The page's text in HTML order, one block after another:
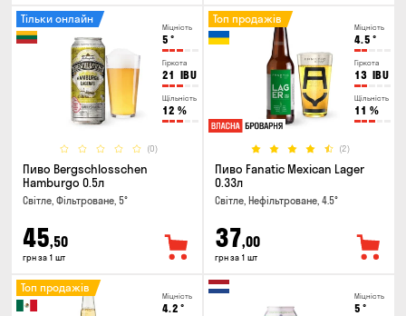
Міцність
5 °
Гіркота
21 IBU
Щільність
12 %
(0)
Тільки онлайн
Пиво Bergschlosschen
Hamburgo 0.5л
Світле, Фільтроване, 5°
45,50
грн за 1 шт
Міцність
4.5 °
Гіркота
13 IBU
Щільність
11 %
(2)
Топ продажів
Пиво Fanatic Mexican Lager
0.33л
Світле, Нефільтроване, 4.5°
37,00
грн за 1 шт
Міцність
4.2 °
Топ продажів
Міцність
5 °